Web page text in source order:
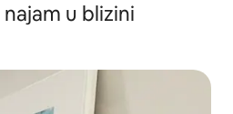
u blizini
omiljenim